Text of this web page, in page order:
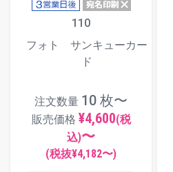
110
フォト サンキューカー
ド
注文数量 10 枚〜
販売価格 ¥4,600(税
込)〜
(税抜¥4,182〜)